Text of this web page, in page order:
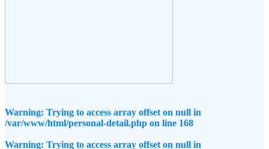
Warning: Trying to access array offset on null in
/var/www/html/personal-detail.php on line 168
Warning: Trying to access array offset on null in